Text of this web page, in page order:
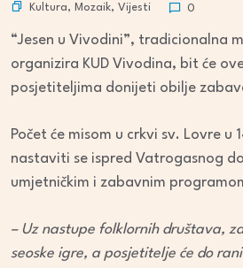
Kultura, Mozaik, Vijesti 0
“Jesen u Vivodini”, tradicionalna
organizira KUD Vivodina, bit će
posjetiteljima donijeti obilje
Počet će misom u crkvi sv. Lovre u
nastaviti se ispred Vatrogasnog
umjetničkim i zabavnim
– Uz nastupe folklornih društava,
seoske igre, a posjetitelje će do